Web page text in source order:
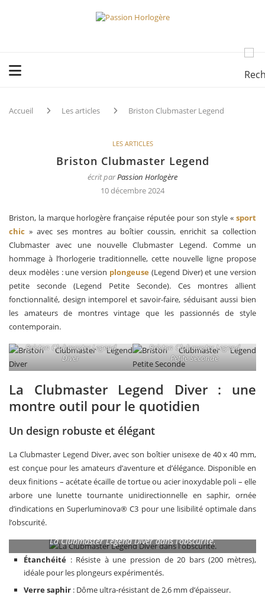
Accueil Les articles Briston Clubmaster Legend
LES ARTICLES
Briston Clubmaster Legend
écrit parPassion Horlogère
10 décembre 2024
Briston, la marque horlogère française réputée pour son style « sport
chic » avec ses montres au boîtier coussin, enrichit sa collection
Clubmaster avec une nouvelle Clubmaster Legend. Comme un
hommage à l’horlogerie traditionnelle, cette nouvelle ligne propose
deux modèles : une version plongeuse (Legend Diver) et une version
petite seconde (Legend Petite Seconde). Ces montres allient
fonctionnalité, design intemporel et savoir-faire, séduisant aussi bien
les amateurs de montres vintage que les passionnés de style
contemporain.
Briston Clubmaster Legend
Diver
Briston Clubmaster Legend
Petite Seconde
La Clubmaster Legend Diver : une
montre outil pour le quotidien
Un design robuste et élégant
La Clubmaster Legend Diver, avec son boîtier unisexe de 40 x 40 mm,
est conçue pour les amateurs d’aventure et d’élégance. Disponible en
deux finitions – acétate écaille de tortue ou acier inoxydable poli – elle
arbore une lunette tournante unidirectionnelle en saphir, ornée
d’indications en Superluminova® C3 pour une lisibilité optimale dans
l’obscurité.
La Clubmaster Legend Diver dans l’obscurité.
Étanchéité : Résiste à une pression de 20 bars (200 mètres),
idéale pour les plongeurs expérimentés.
Verre saphir : Dôme ultra-résistant de 2,6 mm d’épaisseur.